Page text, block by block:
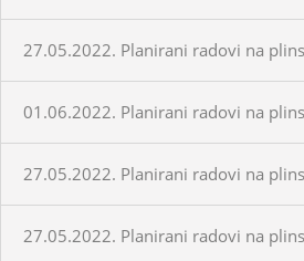
27.05.2022. Planirani radovi na
01.06.2022. Planirani radovi na
27.05.2022. Planirani radovi na
27.05.2022. Planirani radovi na